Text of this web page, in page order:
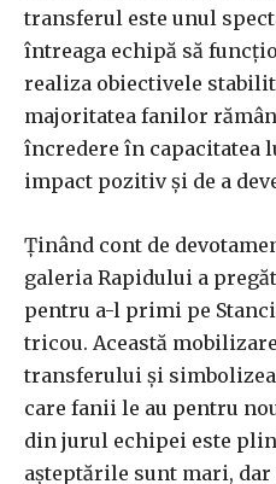
transferul este unul
întreaga echipă să
realiza obiectivele
majoritatea fanilor
încredere în capacitatea
impact pozitiv și de a
Ținând cont de
galeria Rapidului a
pentru a-l primi pe
tricou. Această
transferului și
care fanii le au pentru
din jurul echipei este
așteptările sunt mari,